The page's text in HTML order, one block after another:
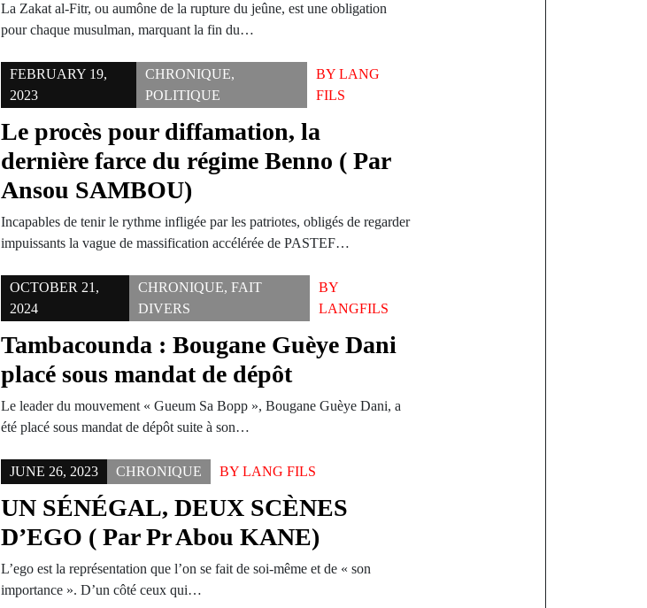
La Zakat al-Fitr, ou aumône de la rupture du jeûne, est une obligation
pour chaque musulman, marquant la fin du…
FEBRUARY 19,
2023
CHRONIQUE,
POLITIQUE
BY LANG
FILS
Le procès pour diffamation, la
dernière farce du régime Benno ( Par
Ansou SAMBOU)
Incapables de tenir le rythme infligée par les patriotes, obligés de regarder
impuissants la vague de massification accélérée de PASTEF…
OCTOBER 21,
2024
CHRONIQUE, FAIT
DIVERS
BY
LANGFILS
Tambacounda : Bougane Guèye Dani
placé sous mandat de dépôt
Le leader du mouvement « Gueum Sa Bopp », Bougane Guèye Dani, a
été placé sous mandat de dépôt suite à son…
JUNE 26, 2023 CHRONIQUE BYLANG FILS
UN SÉNÉGAL, DEUX SCÈNES
D’EGO ( Par Pr Abou KANE)
L’ego est la représentation que l’on se fait de soi-même et de « son
importance ». D’un côté ceux qui…